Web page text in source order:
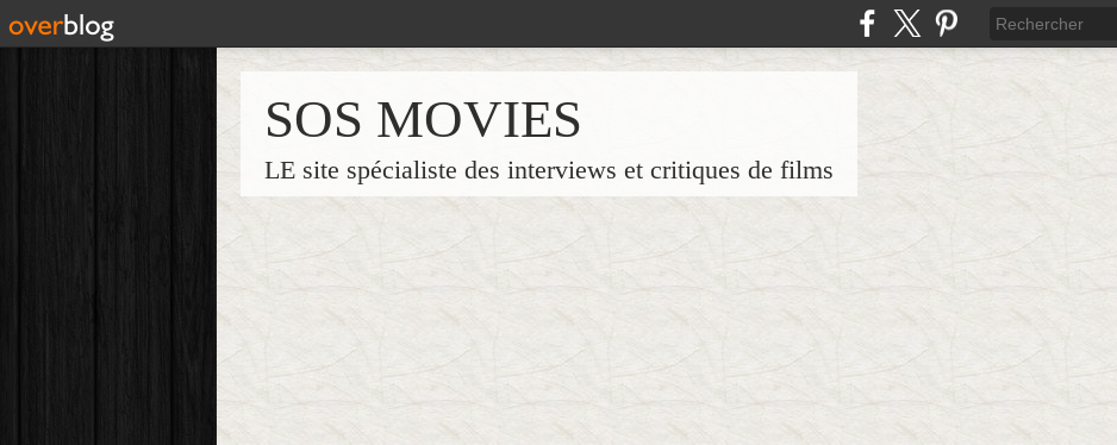
SOS MOVIES
LE site spécialiste des interviews et critiques de films